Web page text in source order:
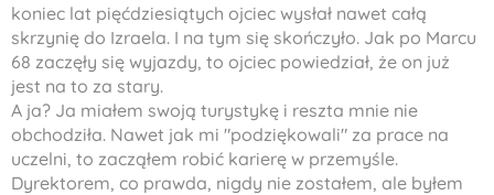
koniec lat pięćdziesiątych ojciec wysłał nawet całą
skrzynię do Izraela. I na tym się skończyło. Jak po Marcu
68 zaczęły się wyjazdy, to ojciec powiedział, że on już
jest na to za stary.
A ja? Ja miałem swoją turystykę i reszta mnie nie
obchodziła. Nawet jak mi "podziękowali" za prace na
uczelni, to zacząłem robić karierę w przemyśle.
Dyrektorem, co prawda, nigdy nie zostałem, ale byłem